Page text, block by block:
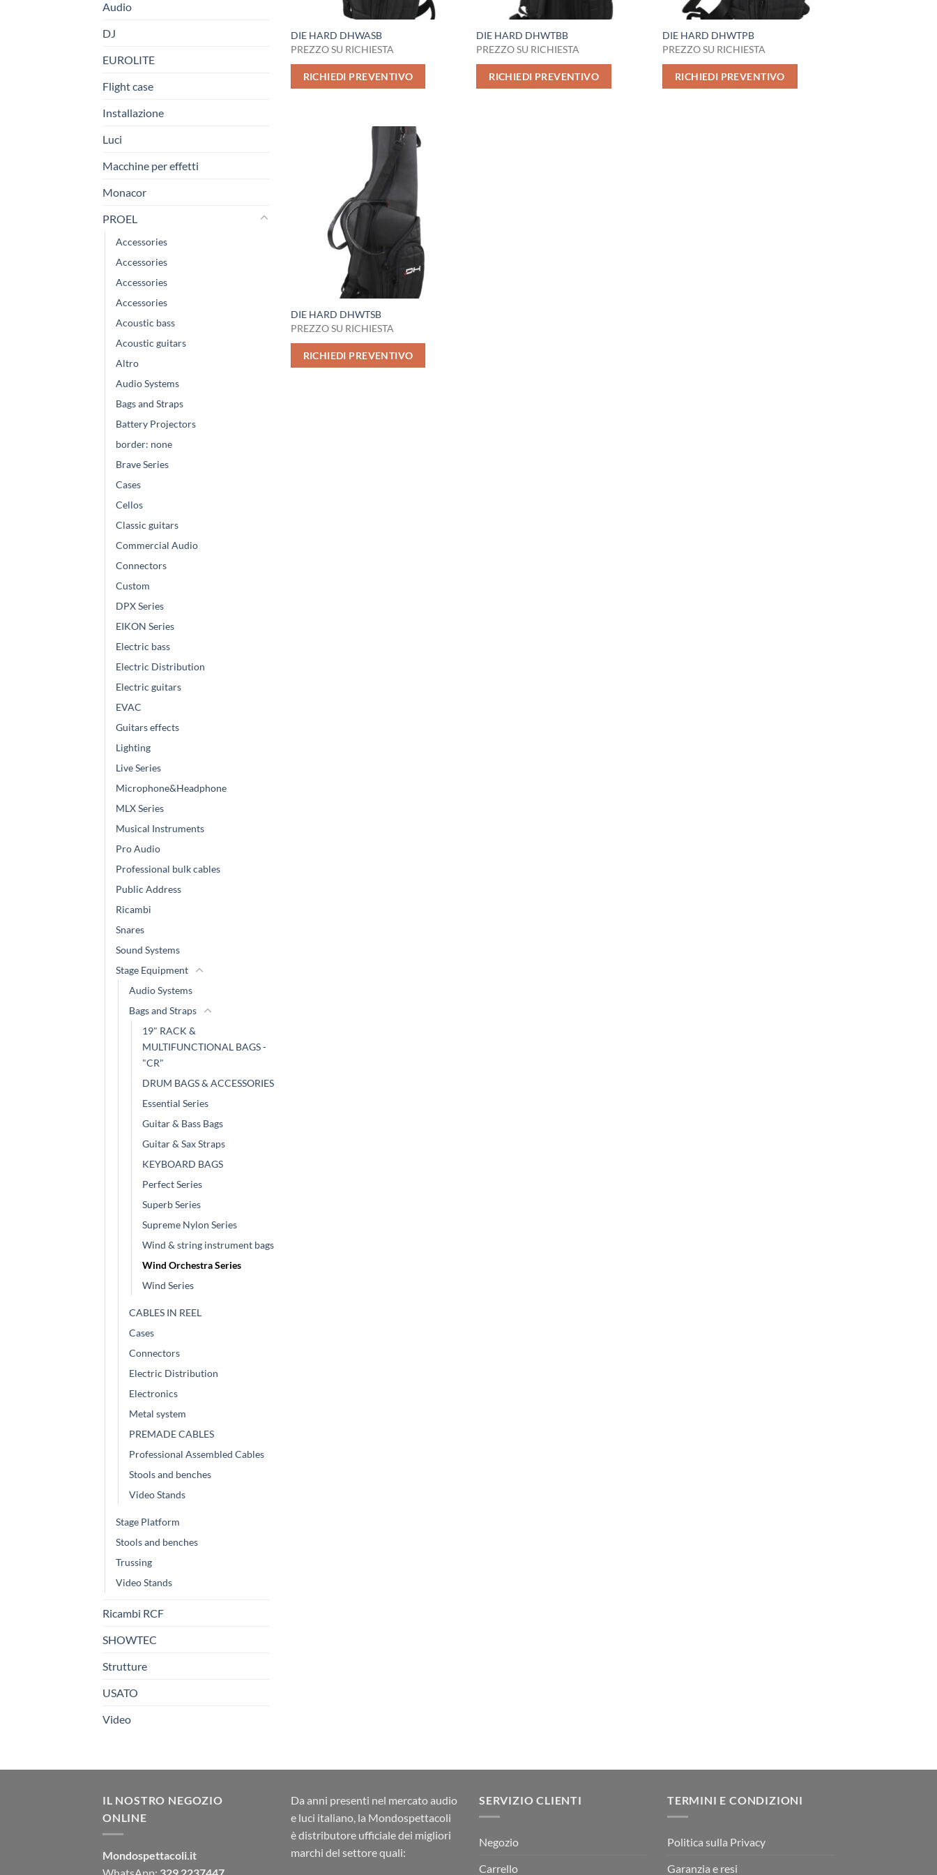
Audio
DJ
EUROLITE
Flight case
Installazione
Luci
Macchine per effetti
Monacor
PROEL
Accessories
Accessories
Accessories
Accessories
Acoustic bass
Acoustic guitars
Altro
Audio Systems
Bags and Straps
Battery Projectors
border: none
Brave Series
Cases
Cellos
Classic guitars
Commercial Audio
Connectors
Custom
DPX Series
EIKON Series
Electric bass
Electric Distribution
Electric guitars
EVAC
Guitars effects
Lighting
Live Series
Microphone&Headphone
MLX Series
Musical Instruments
Pro Audio
Professional bulk cables
Public Address
Ricambi
Snares
Sound Systems
Stage Equipment
Audio Systems
Bags and Straps
19" RACK &
MULTIFUNCTIONAL BAGS -
"CR"
DRUM BAGS & ACCESSORIES
Essential Series
Guitar & Bass Bags
Guitar & Sax Straps
KEYBOARD BAGS
Perfect Series
Superb Series
Supreme Nylon Series
Wind & string instrument bags
Wind Orchestra Series
Wind Series
CABLES IN REEL
Cases
Connectors
Electric Distribution
Electronics
Metal system
PREMADE CABLES
Professional Assembled Cables
Stools and benches
Video Stands
Stage Platform
Stools and benches
Trussing
Video Stands
Ricambi RCF
SHOWTEC
Strutture
USATO
Video
DIE HARD DHWASB
PREZZO SU RICHIESTA
RICHIEDI PREVENTIVO
DIE HARD DHWTBB
PREZZO SU RICHIESTA
RICHIEDI PREVENTIVO
DIE HARD DHWTPB
PREZZO SU RICHIESTA
RICHIEDI PREVENTIVO
DIE HARD DHWTSB
PREZZO SU RICHIESTA
RICHIEDI PREVENTIVO
IL NOSTRO NEGOZIO
ONLINE
Mondospettacoli.it
Da anni presenti nel mercato audio
e luci italiano, la Mondospettacoli
è distributore ufficiale dei migliori
marchi del settore quali:
SERVIZIO CLIENTI
Negozio
Carrello
TERMINI E CONDIZIONI
Politica sulla Privacy
Garanzia e resi